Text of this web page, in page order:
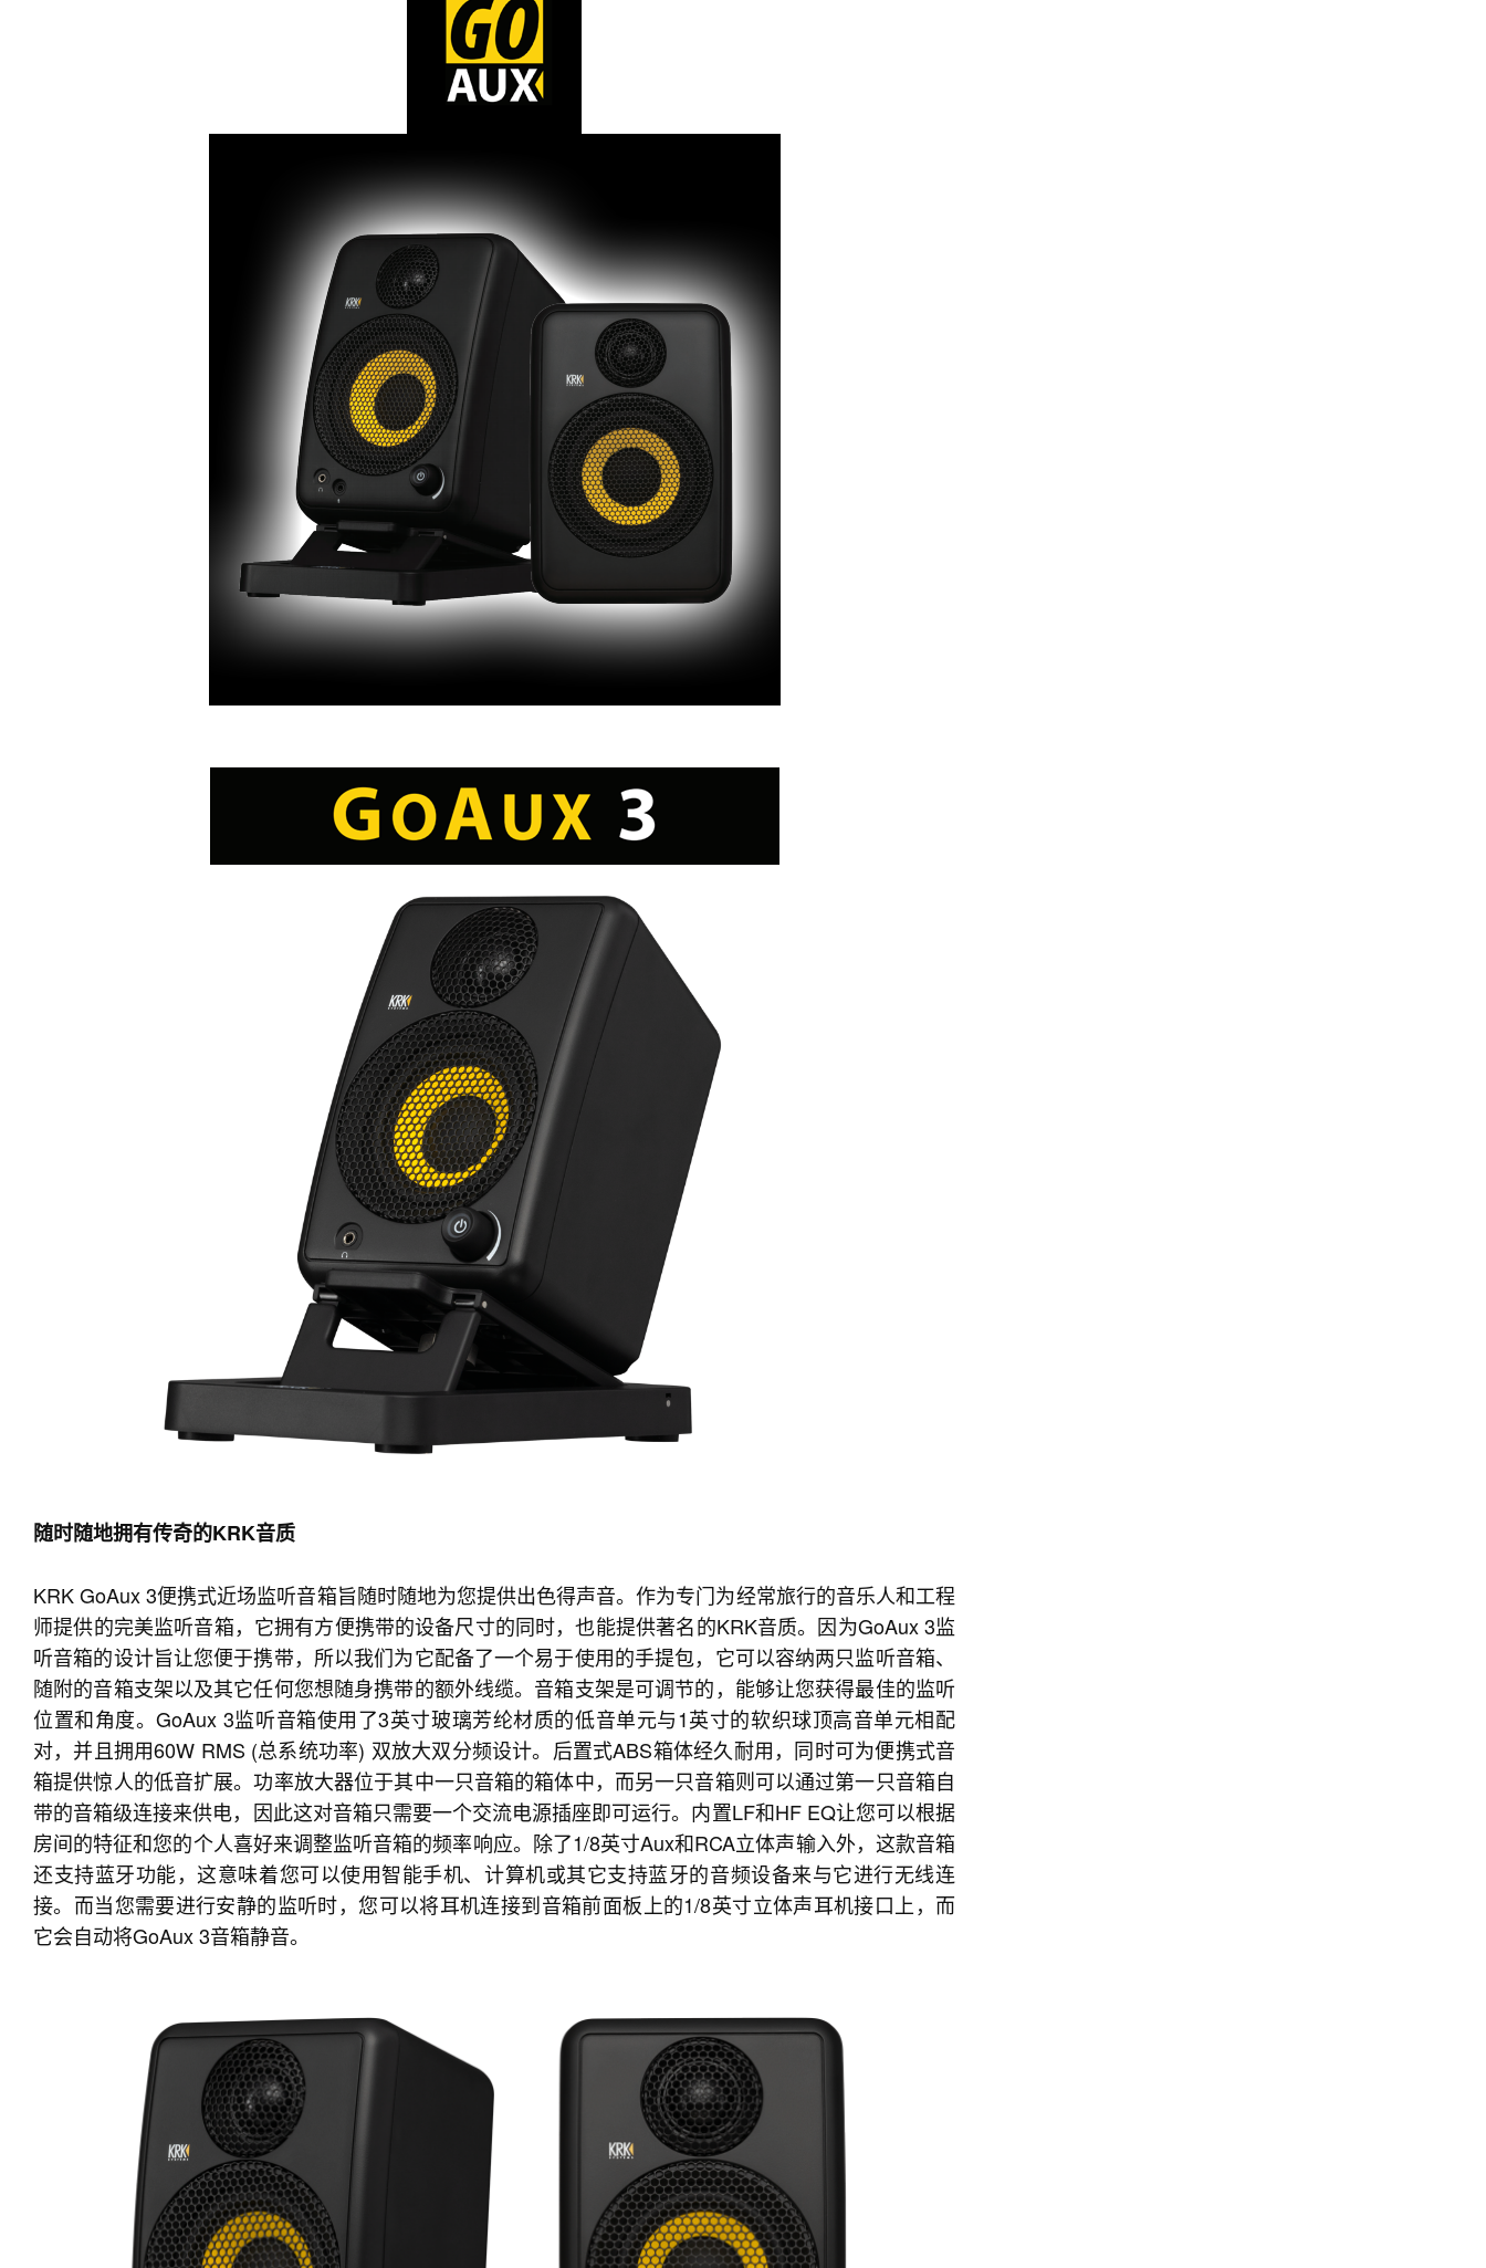
随时随地拥有传奇的KRK音质
KRK GoAux 3便携式近场监听音箱旨随时随地为您提供出⾊得声⾳。作为专门为经常旅⾏的⾳乐人和⼯程
师提供的完美监听音箱，它拥有方便携带的设备尺⼨的同时，也能提供著名的KRK⾳质。因为GoAux 3监
听音箱的设计旨让您便于携带，所以我们为它配备了⼀个易于使用的⼿提包，它可以容纳两只监听音箱、
随附的音箱⽀架以及其它任何您想随⾝携带的额外线缆。音箱支架是可调节的，能够让您获得最佳的监听
位置和角度。GoAux 3监听音箱使用了3英⼨玻璃芳纶材质的低⾳单元与1英⼨的软织球顶⾼⾳单元相配
对，并且拥用60W RMS (总系统功率) 双放⼤双分频设计。后置式ABS箱体经久耐⽤，同时可为便携式音
箱提供惊⼈的低⾳扩展。功率放⼤器位于其中一只音箱的箱体中，⽽另一只音箱则可以通过第⼀只音箱自
带的音箱级连接来供电，因此这对音箱只需要⼀个交流电源插座即可运⾏。内置LF和HF EQ让您可以根据
房间的特征和您的个⼈喜好来调整监听音箱的频率响应。除了1/8英⼨Aux和RCA⽴体声输⼊外，这款音箱
还支持蓝⽛功能，这意味着您可以使用智能⼿机、计算机或其它⽀持蓝⽛的⾳频设备来与它进行无线连
接。而当您需要进行安静的监听时，您可以将耳机连接到音箱前面板上的1/8英寸立体声耳机接口上，而
它会自动将GoAux 3音箱静音。